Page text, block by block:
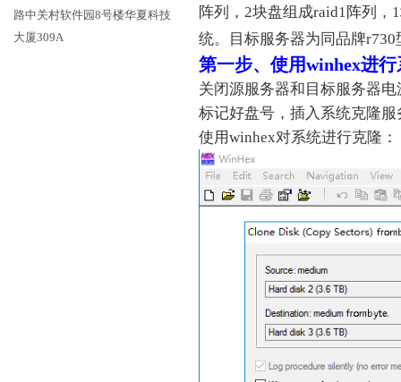
路中关村软件园8号楼华夏科技
大厦309A
阵列，2块盘组成raid1阵列，
统。目标服务器为同品牌
第一步、使用winhex进
关闭源服务器和目标服务器
标记好盘号，插入系统克隆服
使用winhex对系统进行克隆：